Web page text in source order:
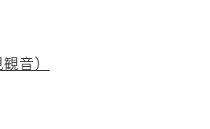
音）